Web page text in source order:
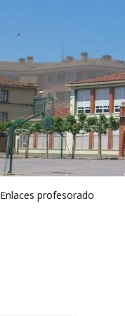
Enlaces profesorado